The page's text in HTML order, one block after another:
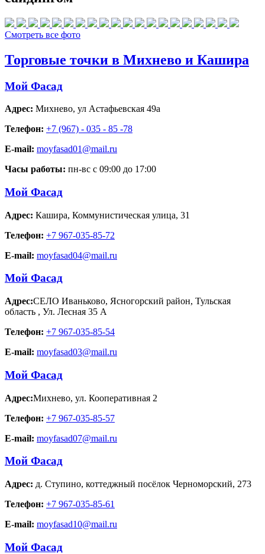
Смотреть все фото
Торговые точки в Михнево и Кашира
Мой Фасад
Адрес: Михнево, ул Астафьевская 49а
Телефон: +7 (967) - 035 - 85 -78
E-mail: moyfasad01@mail.ru
Часы работы: пн-вс с 09:00 до 17:00
Мой Фасад
Адрес: Кашира, Коммунистическая улица, 31
Телефон: +7 967-035-85-72
E-mail: moyfasad04@mail.ru
Мой Фасад
Адрес:СЕЛО Иваньково, Ясногорский район, Тульская
область , Ул. Лесная 35 А
Телефон: +7 967-035-85-54
E-mail: moyfasad03@mail.ru
Мой Фасад
Адрес:Михнево, ул. Кооперативная 2
Телефон: +7 967-035-85-57
E-mail: moyfasad07@mail.ru
Мой Фасад
Адрес: д. Ступино, коттеджный посёлок Черноморский, 273
Телефон: +7 967-035-85-61
E-mail: moyfasad10@mail.ru
Мой Фасад